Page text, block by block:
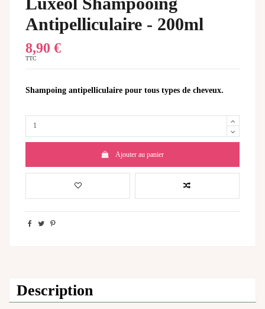
Antipelliculaire - 200ml
8,90 €
TTC
Shampoing antipelliculaire pour tous types de cheveux.
Ajouter au panier
Description